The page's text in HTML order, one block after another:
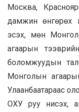
Москва,
дамжин өнгөрөх
эсэх, мөн
агаарын
боломжуудын
Монголын
Улаанбаатараас
ОХУ руу нисэх,